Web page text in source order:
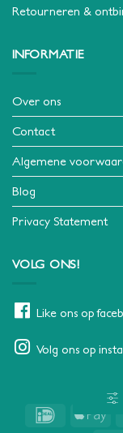
Retourneren &
INFORMATIE
Over ons
Contact
Algemene
Blog
Privacy Statement
VOLG ONS!
Like ons op
Volg ons op
IDeal